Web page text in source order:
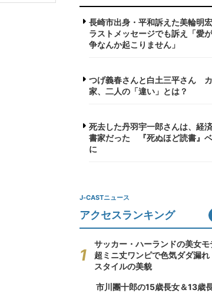
長崎市出身・平和訴えた美輪明
ラストメッセージでも訴え「愛
争なんか起こりません」
つげ義春さんと白土三平さん
家、二人の「違い」とは？
死去した丹羽宇一郎さんは、経
書家だった 『死ぬほど読書』
に
J-CASTニュース
アクセスランキング
サッカー・ハーランドの美女モ
超ミニ丈ワンピで色気ダダ漏
スタイルの美貌
市川團十郎の15歳長女＆13歳